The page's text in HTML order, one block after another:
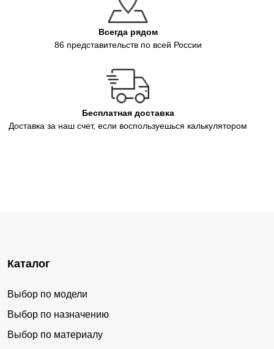
Всегда рядом
86 представительств по всей России
Бесплатная доставка
Доставка за наш счет, если воспользуешься калькулятором
Каталог
Выбор по модели
Выбор по назначению
Выбор по материалу